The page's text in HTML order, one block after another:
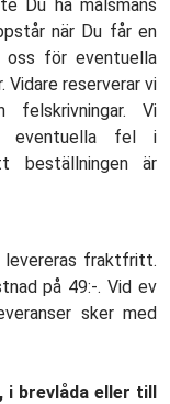
Du ha målsmans
när Du får en
oss för eventuella
Vidare reserverar vi
Vi
eventuella fel i
beställningen är
levereras fraktfritt.
på 49:-. Vid ev
sker med
i brevlåda eller till